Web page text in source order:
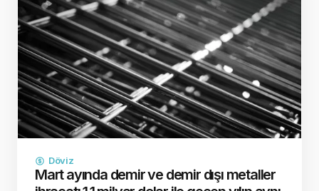
Döviz
Mart ayında demir ve demir dışı metaller